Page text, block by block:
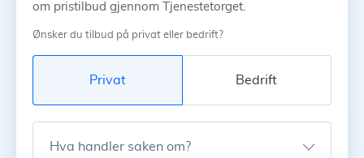
om pristilbud gjennom Tjenestetorget.
Ønsker du tilbud på privat eller bedrift?
Privat Bedrift
Hva handler saken om?